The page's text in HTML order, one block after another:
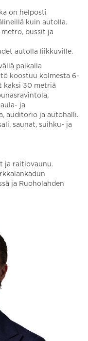
on helposti
kuin autolla.
bussit ja
autolla liikkuville.
paikalla
koostuu kolmesta 6-
kaksi 30 metriä
ja
auditorio ja autohalli.
saunat, suihku- ja
ja raitiovaunu.
ja Ruoholahden